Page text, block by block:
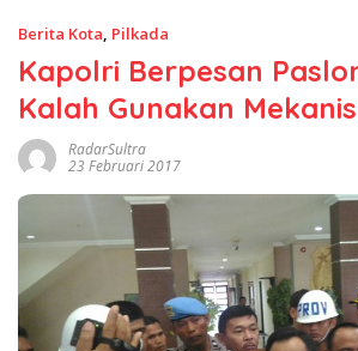
Berita Kota, Pilkada
Kapolri Berpesan
Kalah Gunakan
RadarSultra
23 Februari 2017